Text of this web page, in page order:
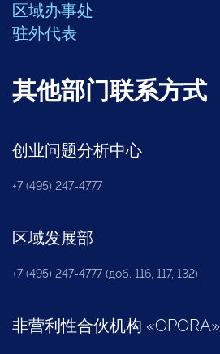
区域办事处
驻外代表
其他部门联系方式
创业问题分析中心
+7 (495) 247-4777
区域发展部
+7 (495) 247-4777 (доб. 116, 117, 132)
非营利性合伙机构 «OPORA»